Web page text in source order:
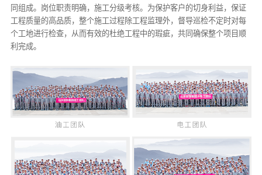
同组成。岗位职责明确，施工分级考核。为保护客户的切身利益，保证
工程质量的高品质，整个施工过程除工程监理外，督导巡检不定时对每
个工地进行检查，从而有效的杜绝工程中的瑕疵，共同确保整个项目顺
利完成。